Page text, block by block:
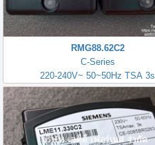
RMG88.62C2
C-Series
220-240V~ 50~50Hz TSA 3s